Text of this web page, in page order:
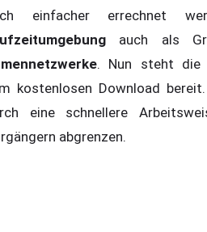
einfacher errechnet
auch als
. Nun steht die
kostenlosen Download
eine schnellere
abgrenzen.